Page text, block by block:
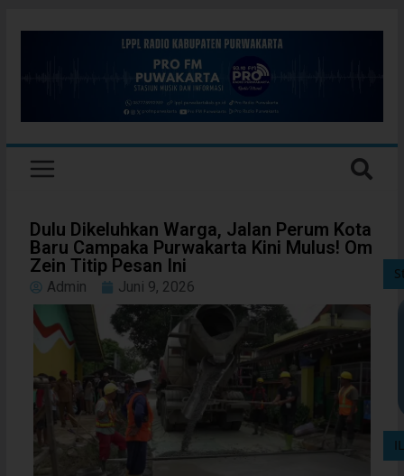
Dulu Dikeluhkan Warga, Jalan Perum Kota
Baru Campaka Purwakarta Kini Mulus! Om
Zein Titip Pesan Ini
Admin Juni 9, 2026